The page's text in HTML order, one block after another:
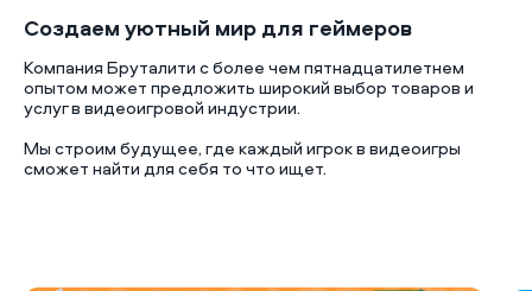
Создаем уютный мир для геймеров
Компания Бруталити с более чем пятнадцатилетнем
опытом может предложить широкий выбор товаров и
услуг в видеоигровой индустрии.
Мы строим будущее, где каждый игрок в видеоигры
сможет найти для себя то что ищет.